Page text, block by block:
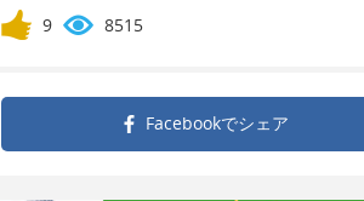
9 8515
Facebookでシェア